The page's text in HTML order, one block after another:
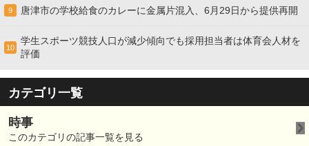
9 唐津市の学校給食のカレーに金属片混入、6月29日から提供再開
10
学生スポーツ競技人口が減少傾向でも採用担当者は体育会人材を
評価
カテゴリ一覧
時事
このカテゴリの記事一覧を見る